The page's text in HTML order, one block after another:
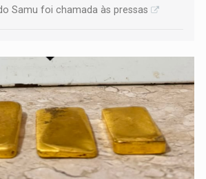
Samu foi chamada às pressas